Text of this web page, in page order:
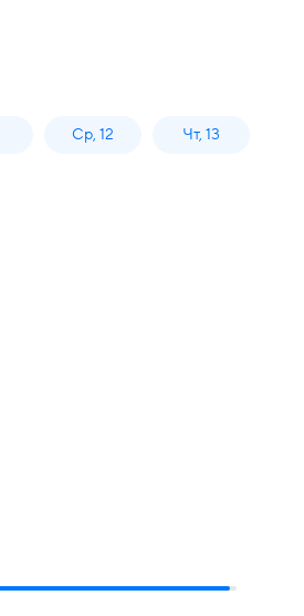
Ср, 12 Чт, 13